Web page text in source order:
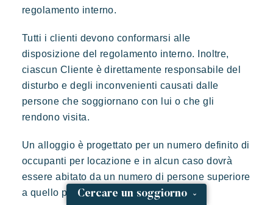
regolamento interno.
Tutti i clienti devono conformarsi alle
disposizione del regolamento interno. Inoltre,
ciascun Cliente è direttamente responsabile del
disturbo e degli inconvenienti causati dalle
persone che soggiornano con lui o che gli
rendono visita.
Un alloggio è progettato per un numero definito di
occupanti per locazione e in alcun caso dovrà
essere abitato da un numero di persone superiore
a quello previsto.Cercare un soggiorno